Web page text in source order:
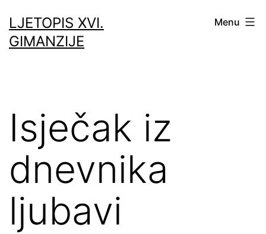
to
content
LJETOPIS XVI.
GIMANZIJE
Menu
Isječak iz
dnevnika
ljubavi